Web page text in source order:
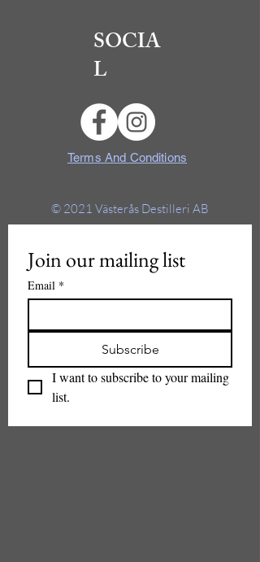
SOCIA
L
Terms And Conditions
© 2021 Västerås Destilleri AB
Join our mailing list
Email *
Subscribe
I want to subscribe to your mailing
list.